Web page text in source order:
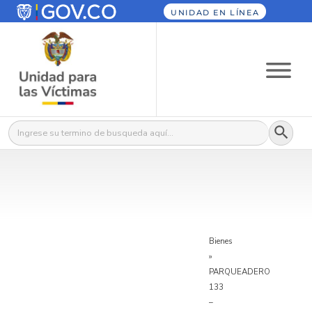
UNIDAD EN LÍNEA
Buscar: Botón
Bienes
»
PARQUEADERO
133
–